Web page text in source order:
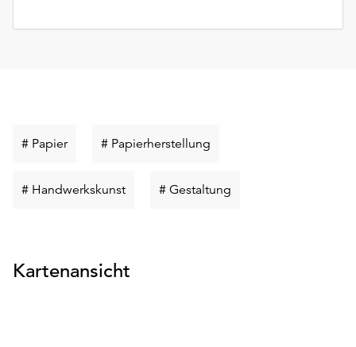
# PapierSchlüsselwort
# Papierherstellung
# HandwerkskunstSchlüsselwort
# Gestaltung
Kartenansicht